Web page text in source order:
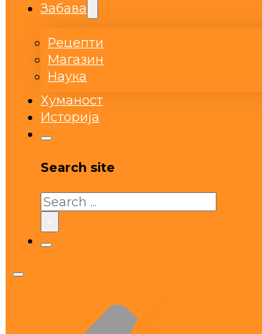
Забава
Рецепти
Магазин
Наука
Хуманост
Историја
Search site
Search